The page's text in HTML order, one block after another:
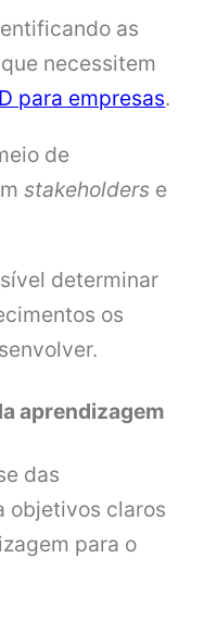
as
necessitem
para empresas.
de
stakeholders e
determinar
os
aprendizagem
das
objetivos claros
para o